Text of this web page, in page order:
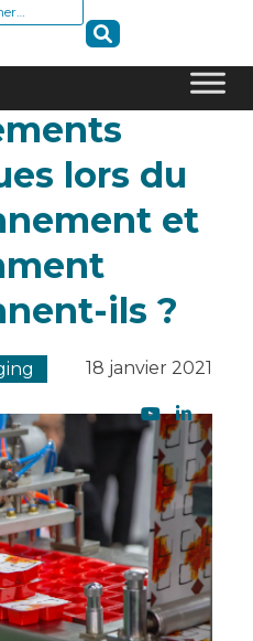
:
lors du
et
ils ?
18 janvier 2021